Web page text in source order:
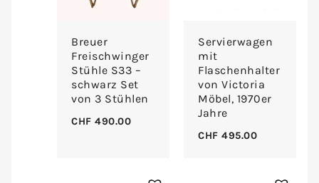
Breuer
Freischwinger
Stühle S33 –
schwarz Set
von 3 Stühlen
CHF 490.00
Servierwagen
mit
Flaschenhalter
von Victoria
Möbel, 1970er
Jahre
CHF 495.00